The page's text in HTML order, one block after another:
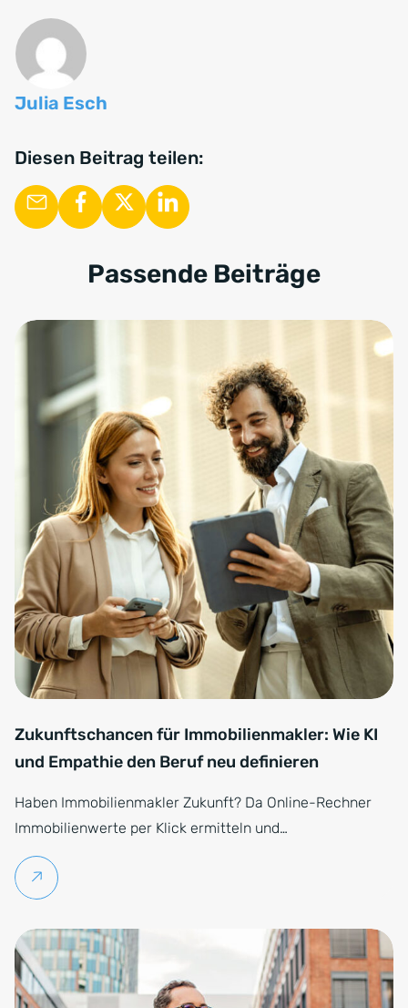
Marktkenntnis. Auch eine klare Positionierung und
ein professioneller Online-Auftritt helfen dabei,
erste Objekte zu gewinnen.
Julia Esch
Diesen Beitrag teilen:
Passende Beiträge
Zukunftschancen für Immobilienmakler: Wie KI
und Empathie den Beruf neu definieren
Haben Immobilienmakler Zukunft? Da Online-Rechner
Immobilienwerte per Klick ermitteln und…
Weiterlesen